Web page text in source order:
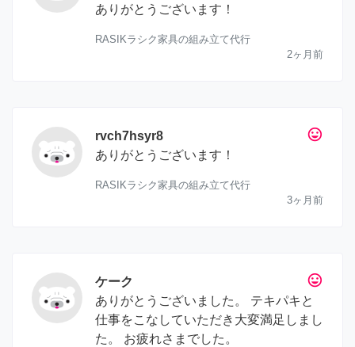
ありがとうございます！
RASIKラシク家具の組み立て代行
2ヶ月前
tag_faces
rvch7hsyr8
ありがとうございます！
RASIKラシク家具の組み立て代行
3ヶ月前
tag_faces
ケーク
ありがとうございました。 テキパキと
仕事をこなしていただき大変満足しまし
た。 お疲れさまでした。